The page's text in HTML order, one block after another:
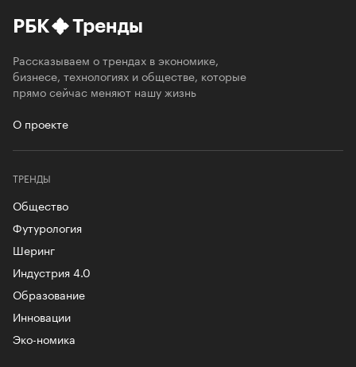
РБК Тренды
Рассказываем о трендах в экономике,
бизнесе, технологиях и обществе, которые
прямо сейчас меняют нашу жизнь
О проекте
ТРЕНДЫ
Общество
Футурология
Шеринг
Индустрия 4.0
Образование
Инновации
Эко-номика